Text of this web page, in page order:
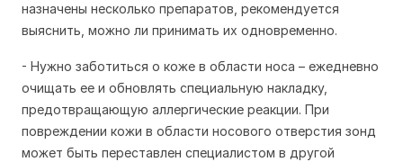
назначены несколько препаратов, рекомендуется
выяснить, можно ли принимать их одновременно.
- Нужно заботиться о коже в области носа – ежедневно
очищать ее и обновлять специальную накладку,
предотвращающую аллергические реакции. При
повреждении кожи в области носового отверстия зонд
может быть переставлен специалистом в другой